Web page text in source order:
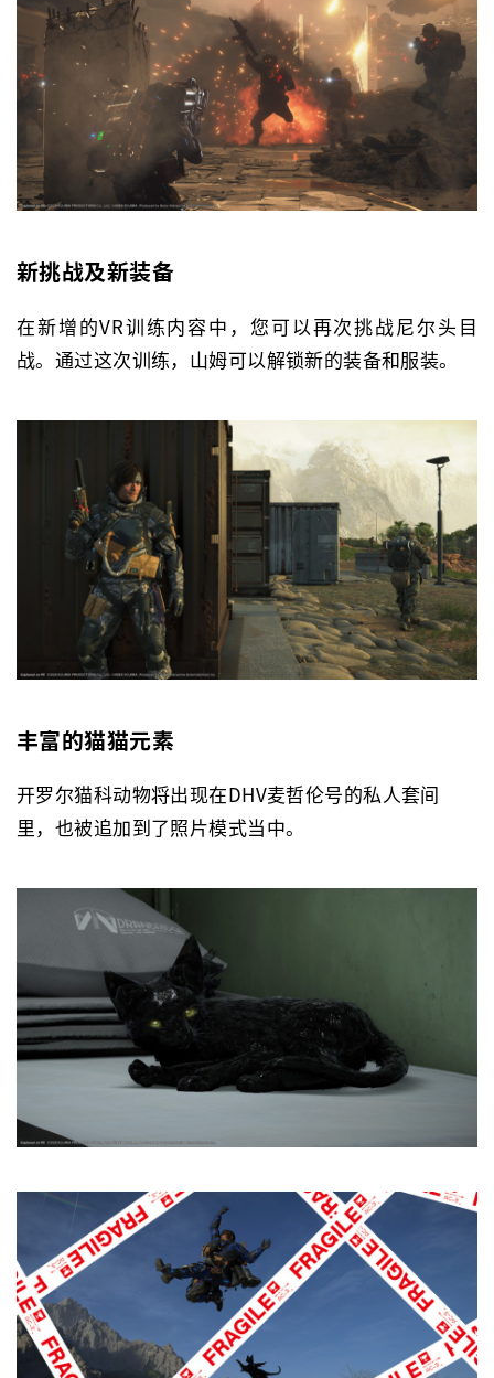
新挑战及新装备
在新增的VR训练内容中，您可以再次挑战尼尔头目
战。通过这次训练，山姆可以解锁新的装备和服装。
丰富的猫猫元素
开罗尔猫科动物将出现在DHV麦哲伦号的私人套间
里，也被追加到了照片模式当中。